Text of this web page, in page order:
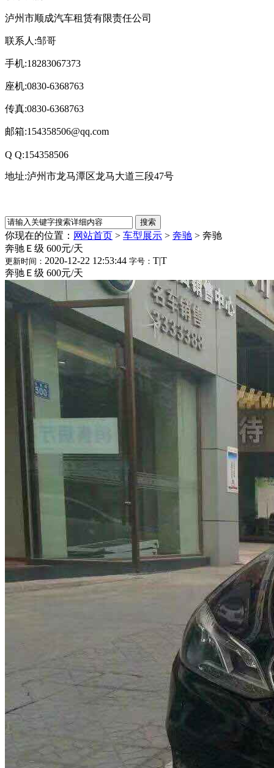
泸州市顺成汽车租赁有限责任公司
联系人:邹哥
手机:18283067373
座机:0830-6368763
传真:0830-6368763
邮箱:154358506@qq.com
Q Q:154358506
地址:泸州市龙马潭区龙马大道三段47号
你现在的位置： 网站首页 > 车型展示 > 奔驰 > 奔驰
奔驰Ｅ级 600元/天
更新时间： 2020-12-22 12:53:44 字号： T|T
奔驰Ｅ级 600元/天